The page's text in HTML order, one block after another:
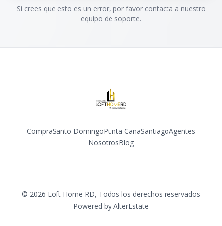
Si crees que esto es un error, por favor contacta a nuestro
equipo de soporte.
CompraSanto DomingoPunta CanaSantiagoAgentes
NosotrosBlog
© 2026 Loft Home RD, Todos los derechos reservados
Powered by AlterEstate